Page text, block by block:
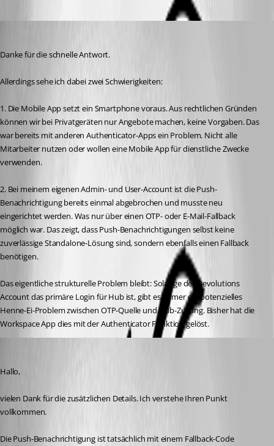
Danke für die schnelle Antwort.
Allerdings sehe ich dabei zwei Schwierigkeiten:
1. Die Mobile App setzt ein Smartphone voraus. Aus rechtlichen Gründen
können wir bei Privatgeräten nur Angebote machen, keine Vorgaben. Das
war bereits mit anderen Authenticator-Apps ein Problem. Nicht alle
Mitarbeiter nutzen oder wollen eine Mobile App für dienstliche Zwecke
verwenden.
2. Bei meinem eigenen Admin- und User-Account ist die Push-
Benachrichtigung bereits einmal abgebrochen und musste neu
eingerichtet werden. Was nur über einen OTP- oder E-Mail-Fallback
möglich war. Das zeigt, dass Push-Benachrichtigungen selbst keine
zuverlässige Standalone-Lösung sind, sondern ebenfalls einen Fallback
benötigen.
Das eigentliche strukturelle Problem bleibt: Solange der Devolutions
Account das primäre Login für Hub ist, gibt es immer ein potenzielles
Henne-Ei-Problem zwischen OTP-Quelle und Hub-Zugang. Bisher hat die
Workspace App dies mit der Authenticator Funktion gelöst.
Hallo,
vielen Dank für die zusätzlichen Details. Ich verstehe Ihren Punkt
vollkommen.
Die Push-Benachrichtigung ist tatsächlich mit einem Fallback-Code